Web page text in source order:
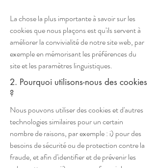
La chose la plus importante à savoir sur les
cookies que nous plaçons est qu'ils servent à
améliorer la convivialité de notre site web, par
exemple en mémorisant les préférences du
site et les paramètres linguistiques.
2. Pourquoi utilisons-nous des cookies
?
Nous pouvons utiliser des cookies et d'autres
technologies similaires pour un certain
nombre de raisons, par exemple : i) pour des
besoins de sécurité ou de protection contre la
fraude, et afin d'identifier et de prévenir les